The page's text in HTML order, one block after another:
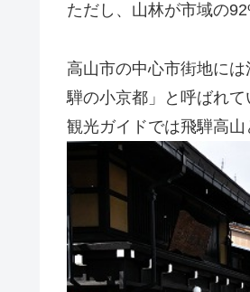
ただし、山林が市域の
高山市の中心市街地に
騨の小京都」と呼ばれて
観光ガイドでは飛騨高